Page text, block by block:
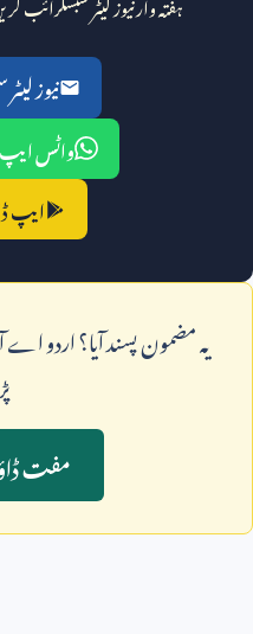
نیوز
واٹس
ایپ
يہ مضمون پسند آيا؟ اردو
مفت